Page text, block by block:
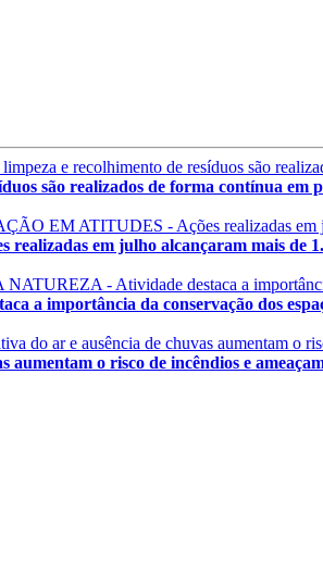
são realizados de forma contínua em
em julho alcançaram mais de
importância da conservação dos
o risco de incêndios e